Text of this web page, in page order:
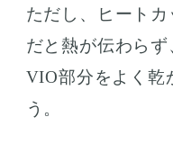
ただし、ヒート
だと熱が伝わらず
VIO部分をよく乾
う。